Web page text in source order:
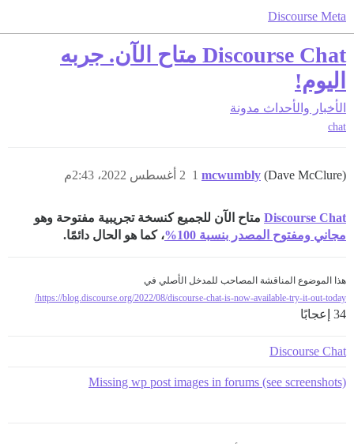
Discourse Meta
Discourse Chat متاح الآن. جربه
اليوم!
الأخبار والأحداث مدونة
chat
mcwumbly (Dave McClure) 2 أغسطس 2022، 2:43م 1
Discourse Chat متاح الآن للجميع كنسخة تجريبية مفتوحة وهو
مجاني ومفتوح المصدر بنسبة 100%
، كما هو الحال دائمًا.
هذا الموضوع المناقشة المصاحب للمدخل الأصلي في
https://blog.discourse.org/2022/08/discourse-chat-is-now-available-try-it-out-today/
34 إعجابًا
Discourse Chat
Missing wp post images in forums (see screenshots)